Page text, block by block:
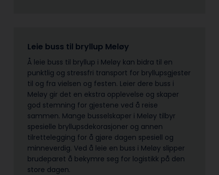
Leie buss til bryllup Meløy
Å leie buss til bryllup i Meløy kan bidra til en
punktlig og stressfri transport for bryllupsgjester
til og fra vielsen og festen. Leier dere buss i
Meløy gir det en ekstra opplevelse og skaper
god stemning for gjestene ved å reise
sammen. Mange busselskaper i Meløy tilbyr
spesielle bryllupsdekorasjoner og annen
tilrettelegging for å gjøre dagen spesiell og
minneverdig. Ved å leie en buss i Meløy slipper
brudeparet å bekymre seg for logistikk på den
store dagen.